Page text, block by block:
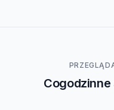
Cogodzinne